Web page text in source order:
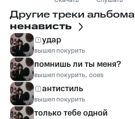
Другие треки альбома
ненависть
удар
вышел покурить
помнишь ли ты меня?
вышел покурить, ooes
антистиль
вышел покурить
только тебе одной